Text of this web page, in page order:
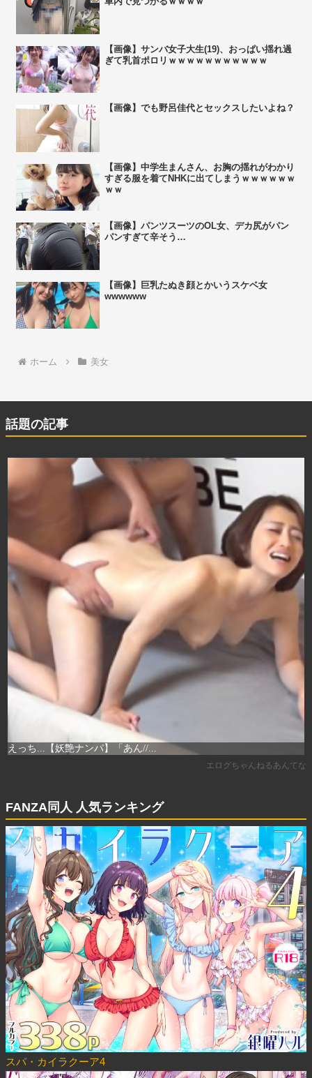
【画像】サンバ女子大生(19)、おっぱい揺れ過
ぎて乳首ポロリｗｗｗｗｗｗｗｗｗｗｗ
【画像】でも野呂佳代とセックスしたいよね？
【画像】中学生まんさん、お胸の揺れがわかり
すぎる服を着てNHKに出てしまうｗｗｗｗｗｗ
ｗｗ
【画像】パンツスーツのOL女、デカ尻がパン
パンすぎて辛そう…
【画像】巨乳たぬき顔とかいうスケベ女
wwwwww
ホーム 美女
話題の記事
FANZA同人 人気ランキング
スパ・カイラクーア4